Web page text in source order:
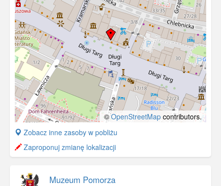
©OpenStreetMap contributors.
+
−
Zobacz inne zasoby w pobliżu
Zaproponuj zmianę lokalizacji
Muzeum Pomorza